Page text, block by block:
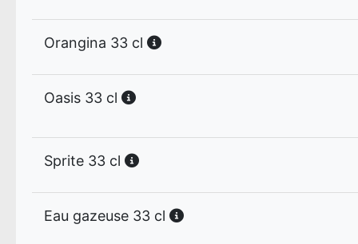
Orangina 33 cl
Oasis 33 cl
Sprite 33 cl
Eau gazeuse 33 cl